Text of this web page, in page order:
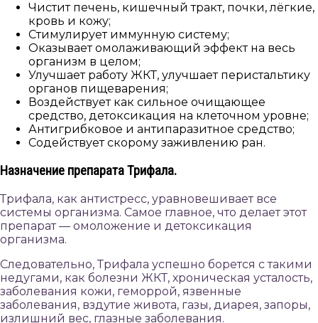
Чистит печень, кишечный тракт, почки, лёгкие,
кровь и кожу;
Стимулирует иммунную систему;
Оказывает омолаживающий эффект на весь
организм в целом;
Улучшает работу ЖКТ, улучшает перистальтику
органов пищеварения;
Воздействует как сильное очищающее
средство, детоксикация на клеточном уровне;
Антигрибковое и антипаразитное средство;
Содействует скорому заживлению ран.
Назначение препарата Трифала.
Трифала, как антистресс, уравновешивает все
системы организма. Самое главное, что делает этот
препарат — омоложение и детоксикация
организма.
Следовательно, Трифала успешно борется с такими
недугами, как болезни ЖКТ, хроническая усталость,
заболевания кожи, геморрой, язвенные
заболевания, вздутие живота, газы, диарея, запоры,
излишний вес, глазные заболевания.